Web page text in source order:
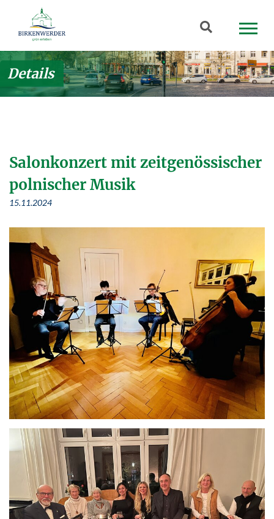
Zum Hauptinhalt springen
Suchbegriff
Details
Salonkonzert mit zeitgenössischer
polnischer Musik
15.11.2024